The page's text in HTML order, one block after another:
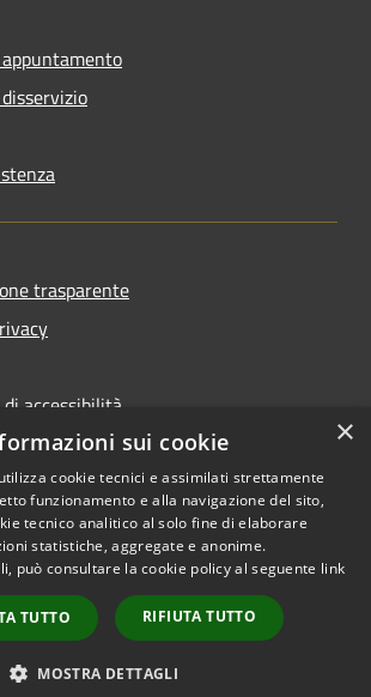
trasparente
accessibilità
Copyright © 2026 • Comune di
Castel di Iudica • Powered by
Municipium
Accesso
redazione
×
sui cookie
cookie tecnici e assimilati strettamente
funzionamento e alla navigazione del sito,
tecnico analitico al solo fine di elaborare
statistiche, aggregate e anonime.
può consultare la cookie policy al seguente link
TUTTO RIFIUTA TUTTO
MOSTRA DETTAGLI